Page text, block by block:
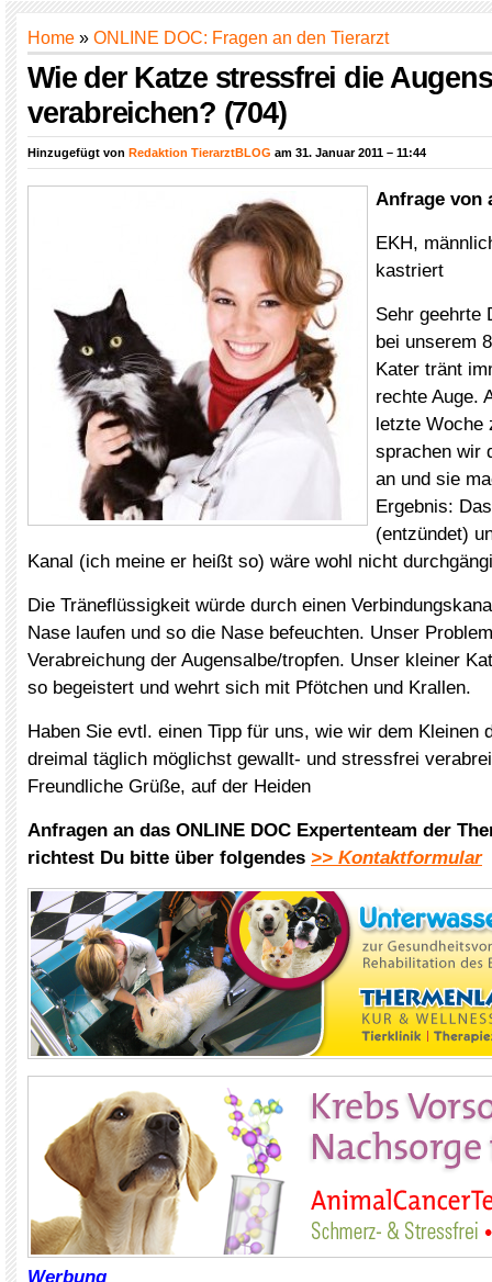
Home » ONLINE DOC: Fragen an den Tierarzt
Wie der Katze stressfrei die
verabreichen? (704)
Hinzugefügt von Redaktion TierarztBLOG am 31. Januar 2011 – 11:44
Anfrage von
EKH,
kastriert
Sehr geehrte
bei unserem
Kater tränt
rechte Auge.
letzte Woche
sprachen wir
an und sie
Ergebnis:
(entzündet)
Kanal (ich meine er heißt so) wäre wohl nicht
Die Träneflüssigkeit würde durch einen
Nase laufen und so die Nase befeuchten. Unser
Verabreichung der Augensalbe/tropfen. Unser kleiner
so begeistert und wehrt sich mit Pfötchen und Krallen.
Haben Sie evtl. einen Tipp für uns, wie wir dem Kleinen
dreimal täglich möglichst gewallt- und stressfrei
Freundliche Grüße, auf der Heiden
Anfragen an das ONLINE DOC Expertenteam der
richtest Du bitte über folgendes >> Kontaktformular
Werbung